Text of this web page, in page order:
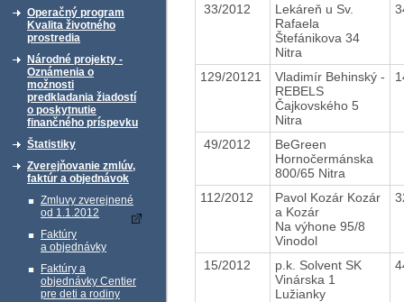
Operačný program
Kvalita životného
prostredia
Národné projekty -
Oznámenia o
možnosti
predkladania žiadostí
o poskytnutie
finančného príspevku
Štatistiky
Zverejňovanie zmlúv,
faktúr a objednávok
Zmluvy zverejnené
od 1.1.2012
Faktúry
a objednávky
Faktúry a
objednávky Centier
pre deti a rodiny
33/2012
Lekáreň u Sv.
Rafaela
Štefánikova 34
Nitra
129/20121
Vladimír Behinský -
REBELS
Čajkovského 5
Nitra
49/2012
BeGreen
Hornočermánska
800/65 Nitra
112/2012
Pavol Kozár Kozár
a Kozár
Na výhone 95/8
Vinodol
15/2012
p.k. Solvent SK
Vinárska 1
Lužianky